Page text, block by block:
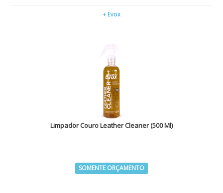
+ Evox
Limpador Couro Leather Cleaner (500 Ml)
SOMENTE ORÇAMENTO